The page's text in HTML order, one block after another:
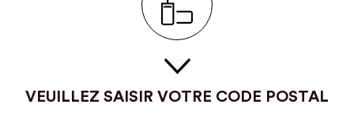
VEUILLEZ SAISIR VOTRE CODE POSTAL